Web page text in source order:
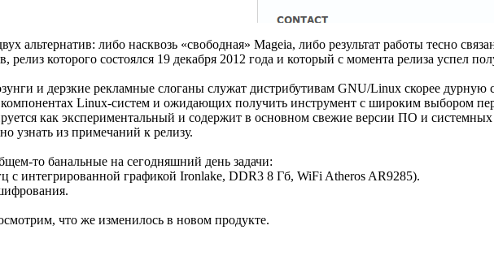
альтернатив: либо насквозь «свободная» Mageia, либо результат работы тесно
которого состоялся 19 декабря 2012 года и который с момента релиза успел
и дерзкие рекламные слоганы служат дистрибутивам GNU/Linux скорее
Linux-систем и ожидающих получить инструмент с широким выбором
как экспериментальный и содержит в основном свежие версии ПО и
узнать из примечаний к релизу.
то банальные на сегодняшний день задачи:
с интегрированной графикой Ironlake, DDR3 8 Гб, WiFi Atheros AR9285).
что же изменилось в новом продукте.